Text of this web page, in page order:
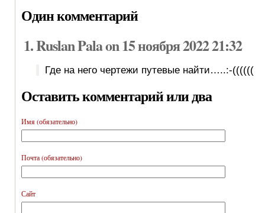
Один комментарий
Ruslan Pala on 15 ноября 2022 21:32
Где на него чертежи путевые найти…..:-((((((
Оставить комментарий или два
Имя (обязательно)
Почта (обязательно)
Сайт